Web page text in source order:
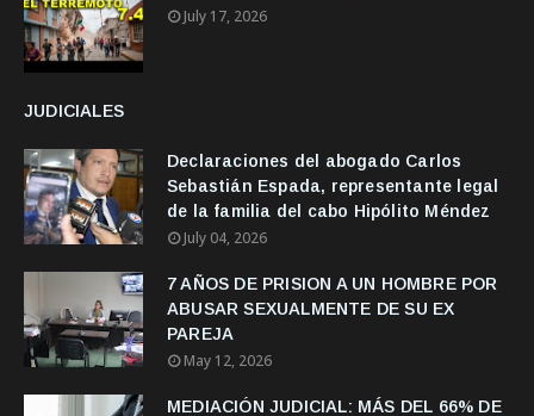
July 17, 2026
JUDICIALES
Declaraciones del abogado Carlos
Sebastián Espada, representante legal
de la familia del cabo Hipólito Méndez
July 04, 2026
7 AÑOS DE PRISION A UN HOMBRE POR
ABUSAR SEXUALMENTE DE SU EX
PAREJA
May 12, 2026
MEDIACIÓN JUDICIAL: MÁS DEL 66% DE